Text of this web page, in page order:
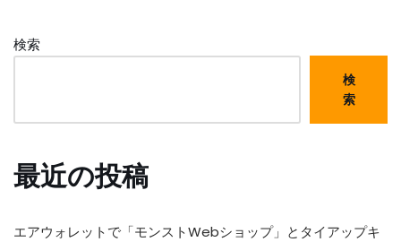
検索
検
索
最近の投稿
エアウォレットで「モンストWebショップ」とタイアップキ